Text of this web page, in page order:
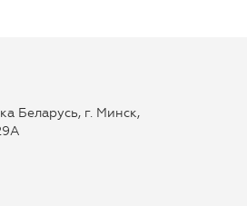
Беларусь, г. Минск,